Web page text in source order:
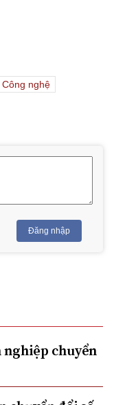
nghệ
Đăng nhập
nghiệp chuyển